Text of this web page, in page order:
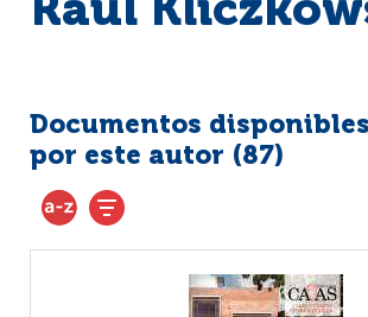
Raúl
Documentos
por este autor (87)